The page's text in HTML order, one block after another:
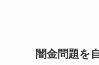
闇金問題を